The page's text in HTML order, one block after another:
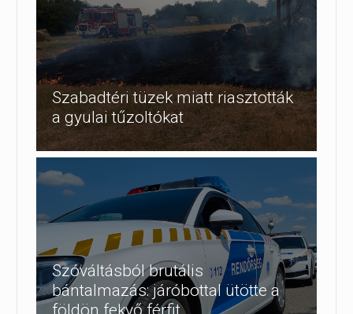
Szabadtéri tüzek miatt riasztották
a gyulai tűzoltókat
Szóváltásból brutális
bántalmazás: járóbottal ütötte a
földön fekvő férfit